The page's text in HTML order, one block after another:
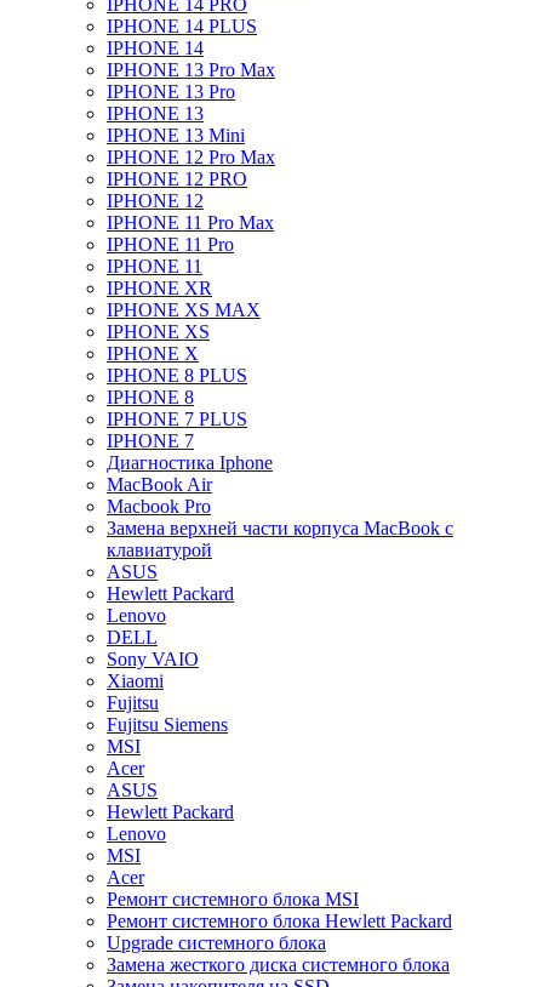
IPHONE 14 PRO
IPHONE 14 PLUS
IPHONE 14
IPHONE 13 Pro Max
IPHONE 13 Pro
IPHONE 13
IPHONE 13 Mini
IPHONE 12 Pro Max
IPHONE 12 PRO
IPHONE 12
IPHONE 11 Pro Max
IPHONE 11 Pro
IPHONE 11
IPHONE XR
IPHONE XS MAX
IPHONE XS
IPHONE X
IPHONE 8 PLUS
IPHONE 8
IPHONE 7 PLUS
IPHONE 7
Диагностика Iphone
MacBook Air
Macbook Pro
Замена верхней части корпуса MacBook с
клавиатурой
ASUS
Hewlett Packard
Lenovo
DELL
Sony VAIO
Xiaomi
Fujitsu
Fujitsu Siemens
MSI
Acer
ASUS
Hewlett Packard
Lenovo
MSI
Acer
Ремонт системного блока MSI
Ремонт системного блока Hewlett Packard
Upgrade системного блока
Замена жесткого диска системного блока